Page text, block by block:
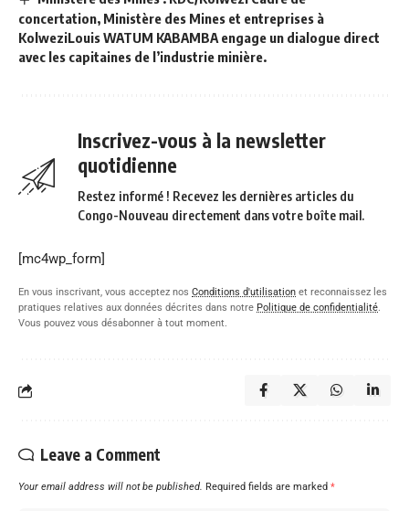
concertation, Ministère des Mines et entreprises à
KolweziLouis WATUM KABAMBA engage un dialogue direct
avec les capitaines de l’industrie minière.
Inscrivez-vous à la newsletter
quotidienne
Restez informé ! Recevez les dernières articles du
Congo-Nouveau directement dans votre boîte mail.
[mc4wp_form]
En vous inscrivant, vous acceptez nos Conditions d'utilisation et reconnaissez les
pratiques relatives aux données décrites dans notre Politique de confidentialité.
Vous pouvez vous désabonner à tout moment.
Leave a Comment
Your email address will not be published. Required fields are marked *